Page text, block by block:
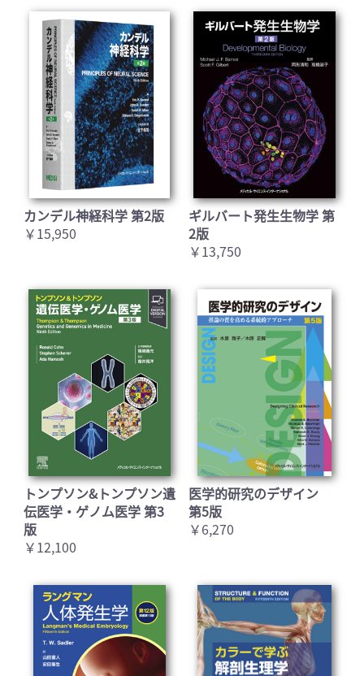
お買い物を続ける カートへ進む
カンデル神経科学 第2版
￥15,950
ギルバート発生生物学 第
2版
￥13,750
トンプソン&トンプソン遺
伝医学・ゲノム医学 第3
版
￥12,100
医学的研究のデザイン
第5版
￥6,270